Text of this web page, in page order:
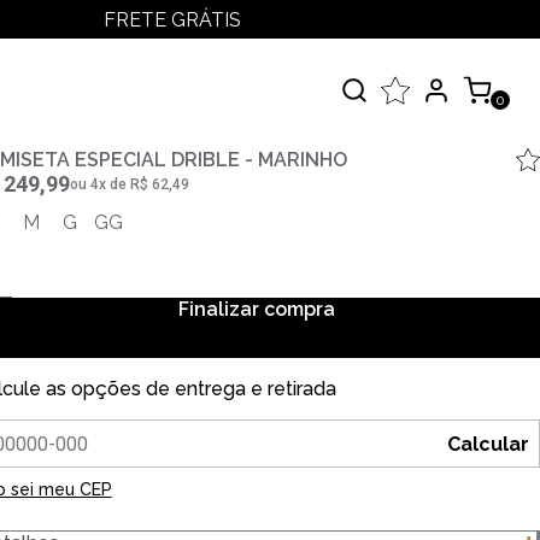
FRETE GRÁTIS
LOGIN
MEUS PEDIDOS
0
ESPECIAL DRIBLE - MARINHO
249,99ou 4xde R$ 62,49
M G GG
Finalizar compra
as opções de entrega e retirada
Calcular
sei meu CEP